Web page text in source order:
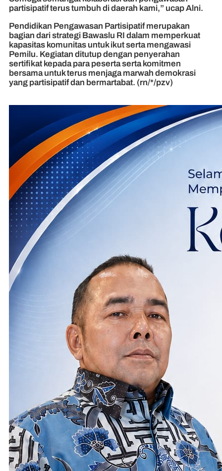
partisipatif terus tumbuh di daerah kami,” ucap Alni.
Pendidikan Pengawasan Partisipatif merupakan
bagian dari strategi Bawaslu RI dalam memperkuat
kapasitas komunitas untuk ikut serta mengawasi
Pemilu. Kegiatan ditutup dengan penyerahan
sertifikat kepada para peserta serta komitmen
bersama untuk terus menjaga marwah demokrasi
yang partisipatif dan bermartabat. (rn/*/pzv)